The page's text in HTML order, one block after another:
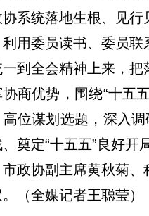
系统落地生根、见
用委员读书、委员
到全会精神上来，
协商优势，围绕“十五
高位谋划选题，深入
奠定“十五五”良好开
协副主席黄秋菊、
（全媒记者王聪莹）